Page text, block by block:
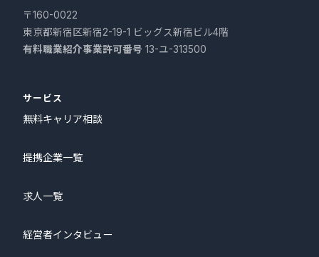
〒160-0022
東京都新宿区新宿2-19-1 ビッグス新宿ビル4階
有料職業紹介事業許可番号 13-ユ-313500
サービス
無料キャリア相談
提携企業一覧
求人一覧
経営者インタビュー